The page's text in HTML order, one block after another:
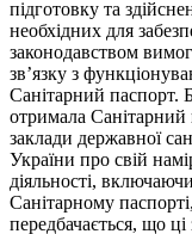
підготовку та
необхідних для
законодавством вимог
зв’язку з
Санітарний паспорт.
отримала Санітарний
заклади державної
України про свій
діяльності,
Санітарному
передбачається, що